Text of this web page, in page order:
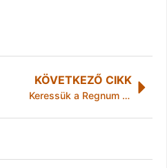
KÖVETKEZŐ CIKK
Keressük a Regnum Marianum-templom szemtanúit!